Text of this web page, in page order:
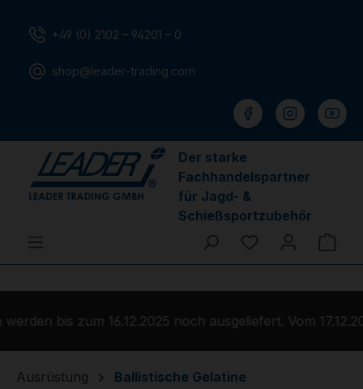
+49 (0) 2102 – 94201 – 0
shop@leader-trading.com
Der starke
Fachhandelspartner
für Jagd- &
Schießsportzubehör
Du hast 0
bis zum 16.12.2025 noch ausgeliefert. Vom
Ausrüstung Ballistische Gelatine